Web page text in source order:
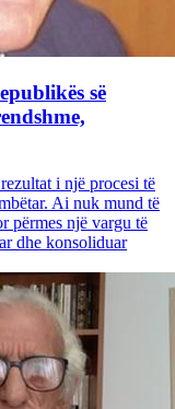
së
i një procesi të
Ai nuk mund të
përmes një vargu të
dhe konsoliduar